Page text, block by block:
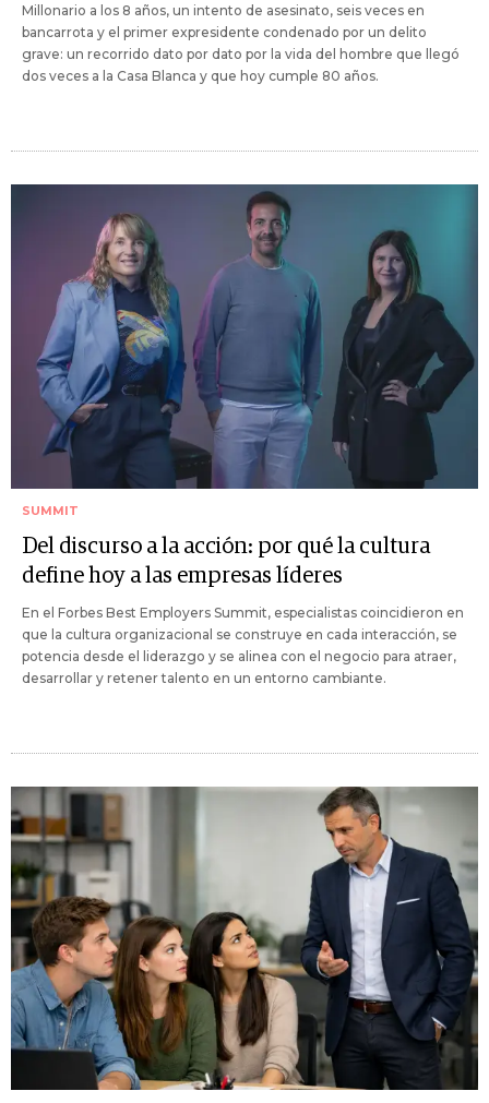
Millonario a los 8 años, un intento de asesinato, seis veces en
bancarrota y el primer expresidente condenado por un delito
grave: un recorrido dato por dato por la vida del hombre que llegó
dos veces a la Casa Blanca y que hoy cumple 80 años.
SUMMIT
Del discurso a la acción: por qué la cultura
define hoy a las empresas líderes
En el Forbes Best Employers Summit, especialistas coincidieron en
que la cultura organizacional se construye en cada interacción, se
potencia desde el liderazgo y se alinea con el negocio para atraer,
desarrollar y retener talento en un entorno cambiante.